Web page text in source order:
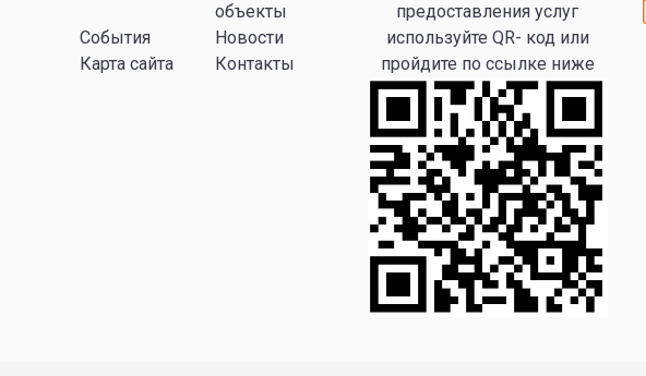
объекты
События
Новости
Карта сайта
Контакты
предоставления услуг
используйте QR- код или
пройдите по ссылке ниже